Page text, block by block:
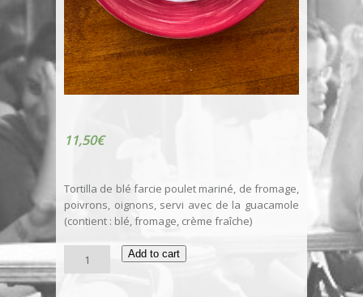
11,50€
Tortilla de blé farcie poulet mariné, de fromage,
poivrons, oignons, servi avec de la guacamole
(contient : blé, fromage, crème fraîche)
Fajitas
Add to cart